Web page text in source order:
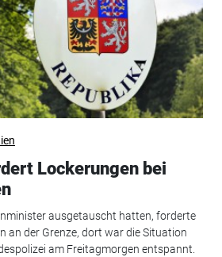
Lockerungen bei
ausgetauscht hatten, forderte
an der Grenze, dort war die Situation
am Freitagmorgen entspannt.